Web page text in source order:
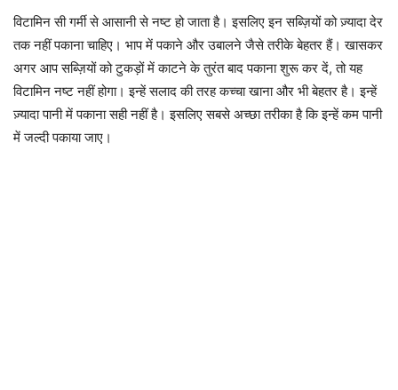
विटामिन सी गर्मी से आसानी से नष्ट हो जाता है। इसलिए इन सब्ज़ियों को ज़्यादा देर
तक नहीं पकाना चाहिए। भाप में पकाने और उबालने जैसे तरीके बेहतर हैं। खासकर
अगर आप सब्ज़ियों को टुकड़ों में काटने के तुरंत बाद पकाना शुरू कर दें, तो यह
विटामिन नष्ट नहीं होगा। इन्हें सलाद की तरह कच्चा खाना और भी बेहतर है। इन्हें
ज़्यादा पानी में पकाना सही नहीं है। इसलिए सबसे अच्छा तरीका है कि इन्हें कम पानी
में जल्दी पकाया जाए।